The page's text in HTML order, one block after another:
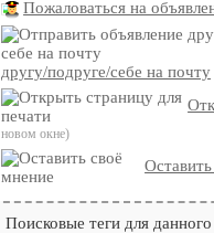
Пожаловаться на
другу/подруге/себе на почту
новом окне)
Поисковые теги для